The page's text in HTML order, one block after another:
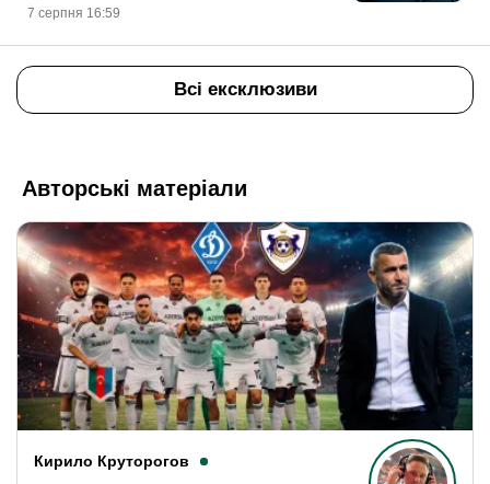
7 серпня 16:59
Всі ексклюзиви
Авторські матеріали
Кирило Круторогов